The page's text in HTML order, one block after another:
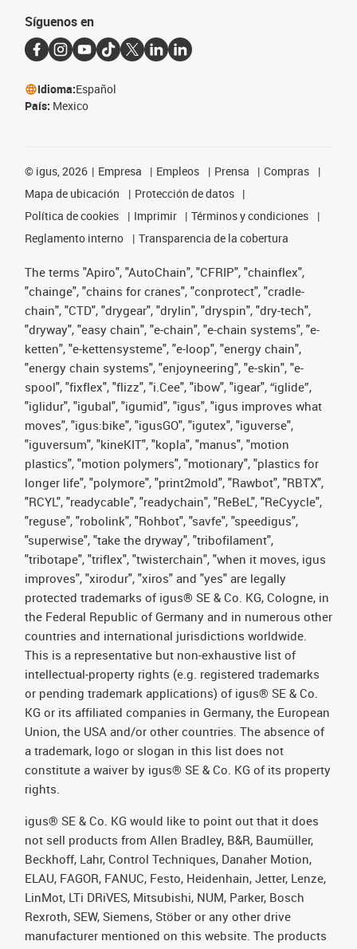
Síguenos en
Idioma:Español
País: Mexico
© igus, 2026 Empresa Empleos Prensa
Compras
Mapa de ubicación
Protección de datos
Política de cookies
Imprimir
Términos y condiciones
Reglamento interno
Transparencia de la cobertura
The terms "Apiro", "AutoChain", "CFRIP", "chainflex",
"chainge", "chains for cranes", "conprotect", "cradle-
chain", "CTD", "drygear", "drylin", "dryspin", "dry-tech",
"dryway", "easy chain", "e-chain", "e-chain systems", "e-
ketten", "e-kettensysteme", "e-loop", "energy chain",
"energy chain systems", "enjoyneering", "e-skin", "e-
spool", "fixflex", "flizz", "i.Cee", "ibow", "igear", “iglide”,
"iglidur", "igubal", "igumid", "igus", "igus improves what
moves", "igus:bike", "igusGO", "igutex", "iguverse",
"iguversum", "kineKIT", "kopla", "manus", "motion
plastics", "motion polymers", "motionary", "plastics for
longer life", "polymore", "print2mold", "Rawbot", "RBTX",
"RCYL", "readycable", "readychain", "ReBeL", "ReCyycle",
"reguse", "robolink", "Rohbot", "savfe", "speedigus",
"superwise", "take the dryway", "tribofilament",
"tribotape", "triflex", "twisterchain", "when it moves, igus
improves", "xirodur", "xiros" and "yes" are legally
protected trademarks of igus® SE & Co. KG, Cologne, in
the Federal Republic of Germany and in numerous other
countries and international jurisdictions worldwide.
This is a representative but non-exhaustive list of
intellectual-property rights (e.g. registered trademarks
or pending trademark applications) of igus® SE & Co.
KG or its affiliated companies in Germany, the European
Union, the USA and/or other countries. The absence of
a trademark, logo or slogan in this list does not
constitute a waiver by igus® SE & Co. KG of its property
rights.
igus® SE & Co. KG would like to point out that it does
not sell products from Allen Bradley, B&R, Baumüller,
Beckhoff, Lahr, Control Techniques, Danaher Motion,
ELAU, FAGOR, FANUC, Festo, Heidenhain, Jetter, Lenze,
LinMot, LTi DRiVES, Mitsubishi, NUM, Parker, Bosch
Rexroth, SEW, Siemens, Stöber or any other drive
manufacturer mentioned on this website. The products